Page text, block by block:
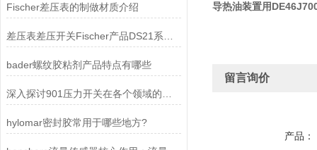
Fischer差压表的制做材质介绍
bader螺纹胶粘剂产品特点有哪些
hylomar密封胶常用于哪些地方?
导热油装置用
留言询价
产品：